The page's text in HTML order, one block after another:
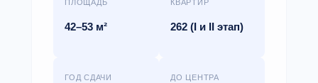
ПЛОЩАДЬ
42–53 м²
КВАРТИР
262 (I и II этап)
ГОД СДАЧИ ДО ЦЕНТРА